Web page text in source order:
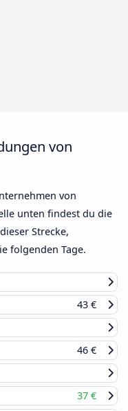
von
von
unten findest du die
Strecke,
folgenden Tage.
43 €
46 €
37 €